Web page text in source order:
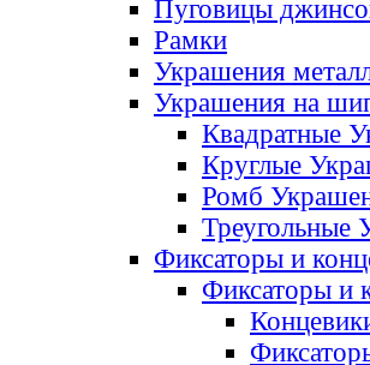
Пуговицы
Рамки
Украшения
Украшения на
Квадратные
Круглые
Ромб
Треугольные
Фиксаторы и
Фиксаторы и